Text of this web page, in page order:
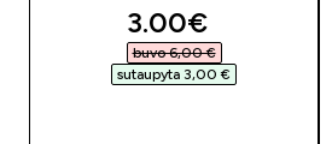
discounted price
3.00€‎
buvo 6,00 €‎
sutaupyta 3,00 €‎